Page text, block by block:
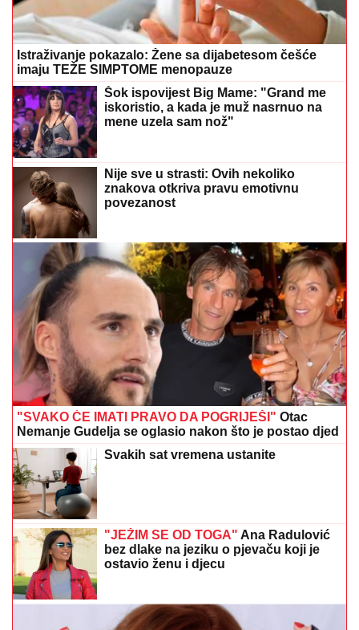
Istraživanje pokazalo: Žene sa dijabetesom češće
imaju TEŽE SIMPTOME menopauze
Šok ispovijest Big Mame: "Grand me
iskoristio, a kada je muž nasrnuo na
mene uzela sam nož"
Nije sve u strasti: Ovih nekoliko
znakova otkriva pravu emotivnu
povezanost
"SVAKO ĆE IMATI PRAVO DA POGRIJEŠI" Otac
Nemanje Gudelja se oglasio nakon što je postao djed
Svakih sat vremena ustanite
"JEŽIM SE OD TOGA" Ana Radulović
bez dlake na jeziku o pjevaču koji je
ostavio ženu i djecu